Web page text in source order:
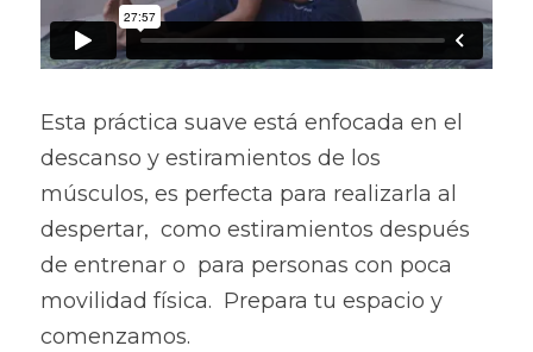
Esta práctica suave está enfocada en el
descanso y estiramientos de los
músculos, es perfecta para realizarla al
despertar,  como estiramientos después
de entrenar o  para personas con poca
movilidad física.  Prepara tu espacio y
comenzamos.